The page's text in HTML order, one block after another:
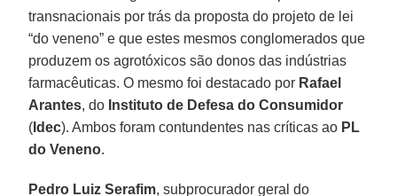
transnacionais por trás da proposta do projeto de lei
“do veneno” e que estes mesmos conglomerados que
produzem os agrotóxicos são donos das indústrias
farmacêuticas. O mesmo foi destacado por Rafael
Arantes, do Instituto de Defesa do Consumidor
( Idec). Ambos foram contundentes nas críticas ao PL
do Veneno.
Pedro Luiz Serafim, subprocurador geral do